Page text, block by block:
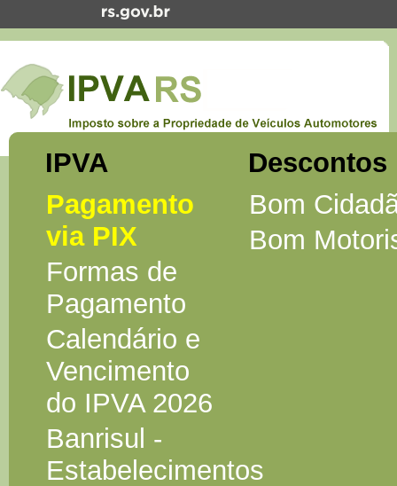
IPVA
Pagamento
via PIX
Formas de
Pagamento
Calendário e
Vencimento
do IPVA 2026
Banrisul -
Estabelecimentos
Descontos
Bom
Bom